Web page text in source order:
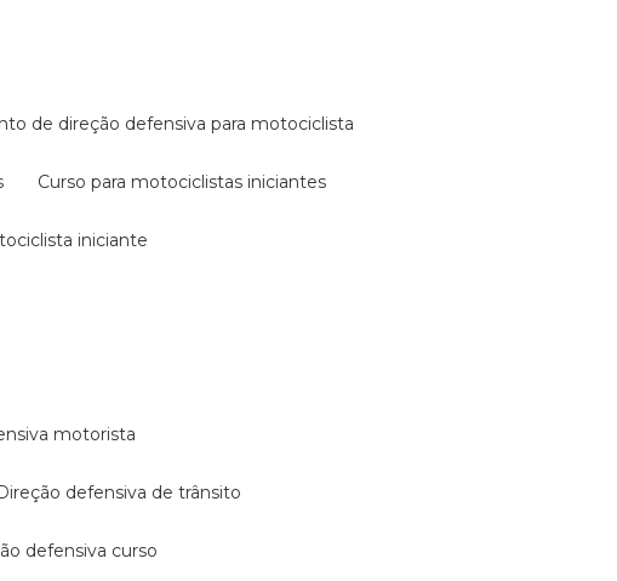
de direção defensiva para motociclista
curso para motociclistas iniciantes
iniciante
motorista
direção defensiva de trânsito
defensiva curso